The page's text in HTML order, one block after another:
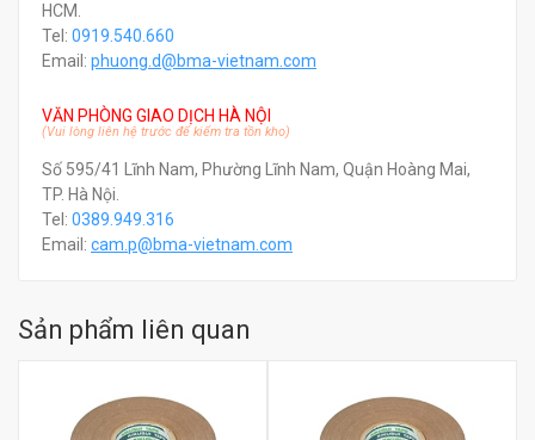
HCM.
Tel: 0919.540.660
Email: phuong.d@bma-vietnam.com
VĂN PHÒNG GIAO DỊCH HÀ NỘI
(Vui lòng liên hệ trước để kiểm tra tồn kho)
Số 595/41 Lĩnh Nam, Phường Lĩnh Nam, Quận Hoàng Mai,
TP. Hà Nội.
Tel: 0389.949.316
Email: cam.p@bma-vietnam.com
Sản phẩm liên quan